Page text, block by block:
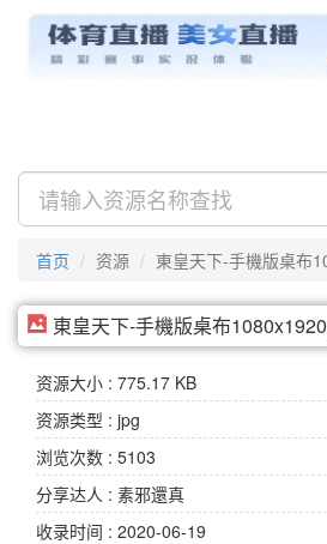
及搜盘 视频 专辑
首页 资源 東皇天下-手機版桌布
東皇天下-手機版桌布
资源大小 : 775.17 KB
资源类型 : jpg
浏览次数 : 5103
分享达人 : 素邪還真
收录时间 : 2020-06-19